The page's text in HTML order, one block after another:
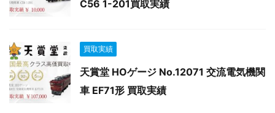
C56 1-201買取実績
買取実績
天賞堂 HOゲージ No.12071 交流電気機関
車 EF71形 買取実績